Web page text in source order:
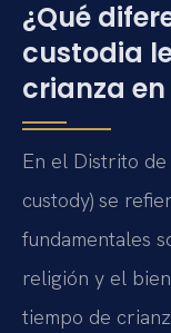
¿Qué
custodia
crianza en
En el Distrito
custody) se
fundamentales
religión y el
tiempo de